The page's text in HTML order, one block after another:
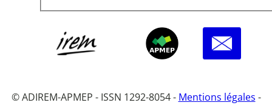
© ADIREM-APMEP - ISSN 1292-8054 - Mentions légales -